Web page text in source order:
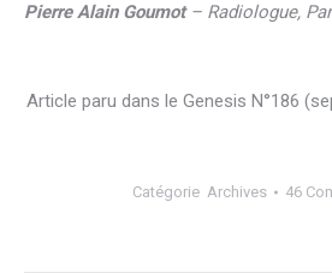
Pierre Alain Goumot– Radiologue,
Article paru dans le Genesis N°186
Catégorie Archives 46